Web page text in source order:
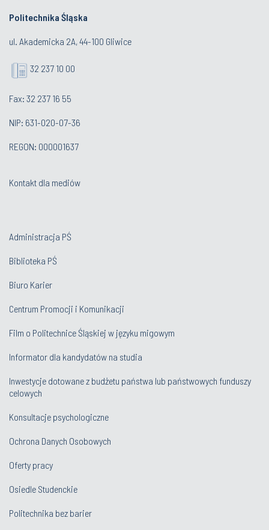
Politechnika Śląska
ul. Akademicka 2A, 44-100 Gliwice
32 237 10 00
Fax: 32 237 16 55
NIP: 631-020-07-36
REGON: 000001637
Kontakt dla mediów
Administracja PŚ
Biblioteka PŚ
Biuro Karier
Centrum Promocji i Komunikacji
Film o Politechnice Śląskiej w języku migowym
Informator dla kandydatów na studia
Inwestycje dotowane z budżetu państwa lub państwowych funduszy
celowych
Konsultacje psychologiczne
Ochrona Danych Osobowych
Oferty pracy
Osiedle Studenckie
Politechnika bez barier